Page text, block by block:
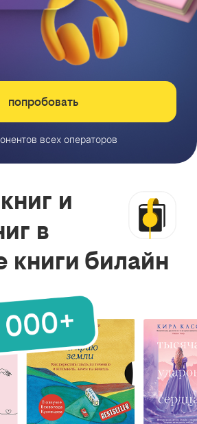
попробовать
всех операторов
и
в
книги билайн